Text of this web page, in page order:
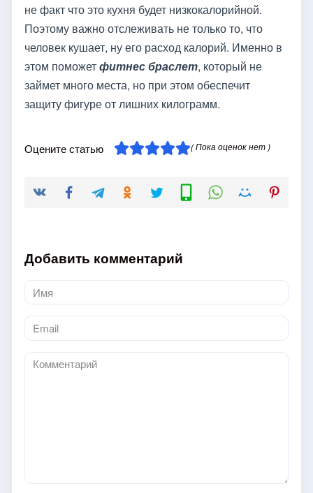
не факт что это кухня будет низкокалорийной.
Поэтому важно отслеживать не только то, что
человек кушает, ну его расход калорий. Именно в
этом поможетфитнес браслет, который не
займет много места, но при этом обеспечит
защиту фигуре от лишних килограмм.
Оцените статью ( Пока оценок нет )
Добавить комментарий
Имя
*
Email
*
Комментарий